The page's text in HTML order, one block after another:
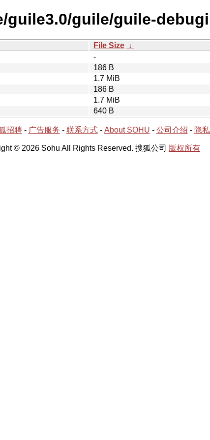
guile3.0/guile/guile-
File Size ↓
-
186 B
1.7 MiB
186 B
1.7 MiB
640 B
招聘- 广告服务 - 联系方式- About SOHU - 公司介绍 - 隐
© 2026 Sohu All Rights Reserved. 搜狐公司 版权所有